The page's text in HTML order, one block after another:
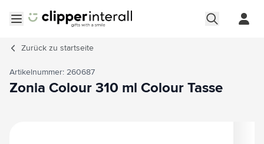
Zurück zu startseite
Artikelnummer: 260687
Zonia Colour 310 ml Colour Tasse